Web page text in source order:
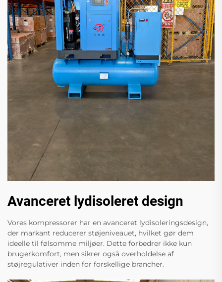
Avanceret lydisoleret design
Vores kompressorer har en avanceret lydisoleringsdesign,
der markant reducerer støjeniveauet, hvilket gør dem
ideelle til følsomme miljøer. Dette forbedrer ikke kun
brugerkomfort, men sikrer også overholdelse af
støjregulativer inden for forskellige brancher.